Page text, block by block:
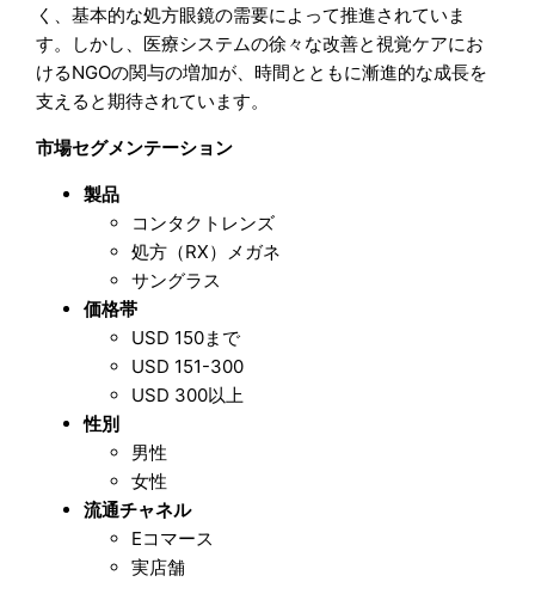
く、基本的な処方眼鏡の需要によって推進されていま
す。しかし、医療システムの徐々な改善と視覚ケアにお
けるNGOの関与の増加が、時間とともに漸進的な成長を
支えると期待されています。
市場セグメンテーション
製品
コンタクトレンズ
処方（RX）メガネ
サングラス
価格帯
USD 150まで
USD 151-300
USD 300以上
性別
男性
女性
流通チャネル
Eコマース
実店舗